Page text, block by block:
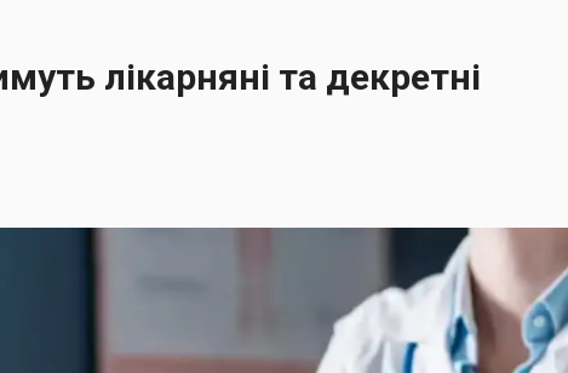
лікарняні та декретні